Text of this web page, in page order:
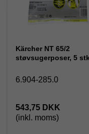
Kärcher NT 65/2
støvsugerposer, 5
6.904-285.0
543,75 DKK
(inkl. moms)